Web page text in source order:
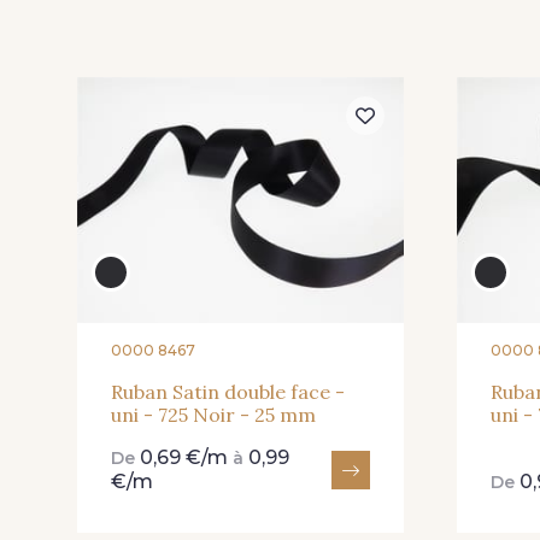
0000 8467
Ruban Satin double face -
uni - 725 Noir - 25 mm
De 0,69 €/m à 0,99
€/m
0000
uni -
De